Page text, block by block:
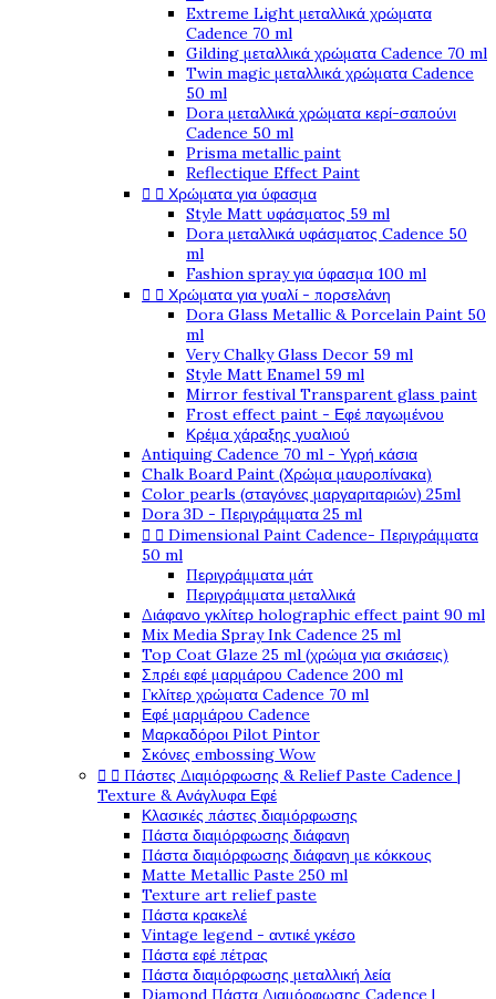
Extreme Light μεταλλικά χρώματα
Cadence 70 ml
Gilding μεταλλικά χρώματα Cadence 70 ml
Twin magic μεταλλικά χρώματα Cadence
50 ml
Dora μεταλλικά χρώματα κερί-σαπούνι
Cadence 50 ml
Prisma metallic paint
Reflectique Effect Paint
  Χρώματα για ύφασμα
Style Matt υφάσματος 59 ml
Dora μεταλλικά υφάσματος Cadence 50
ml
Fashion spray για ύφασμα 100 ml
  Χρώματα για γυαλί - πορσελάνη
Dora Glass Metallic & Porcelain Paint 50
ml
Very Chalky Glass Decor 59 ml
Style Matt Enamel 59 ml
Mirror festival Transparent glass paint
Frost effect paint - Εφέ παγωμένου
Κρέμα χάραξης γυαλιού
Antiquing Cadence 70 ml - Υγρή κάσια
Chalk Board Paint (Χρώμα μαυροπίνακα)
Color pearls (σταγόνες μαργαριταριών) 25ml
Dora 3D - Περιγράμματα 25 ml
  Dimensional Paint Cadence- Περιγράμματα
50 ml
Περιγράμματα μάτ
Περιγράμματα μεταλλικά
Διάφανο γκλίτερ holographic effect paint 90 ml
Mix Media Spray Ink Cadence 25 ml
Top Coat Glaze 25 ml (χρώμα για σκιάσεις)
Σπρέι εφέ μαρμάρου Cadence 200 ml
Γκλίτερ χρώματα Cadence 70 ml
Εφέ μαρμάρου Cadence
Μαρκαδόροι Pilot Pintor
Σκόνες embossing Wow
  Πάστες Διαμόρφωσης & Relief Paste Cadence |
Texture & Ανάγλυφα Εφέ
Κλασικές πάστες διαμόρφωσης
Πάστα διαμόρφωσης διάφανη
Πάστα διαμόρφωσης διάφανη με κόκκους
Matte Metallic Paste 250 ml
Texture art relief paste
Πάστα κρακελέ
Vintage legend - αντικέ γκέσο
Πάστα εφέ πέτρας
Πάστα διαμόρφωσης μεταλλική λεία
Diamond Πάστα Διαμόρφωσης Cadence |